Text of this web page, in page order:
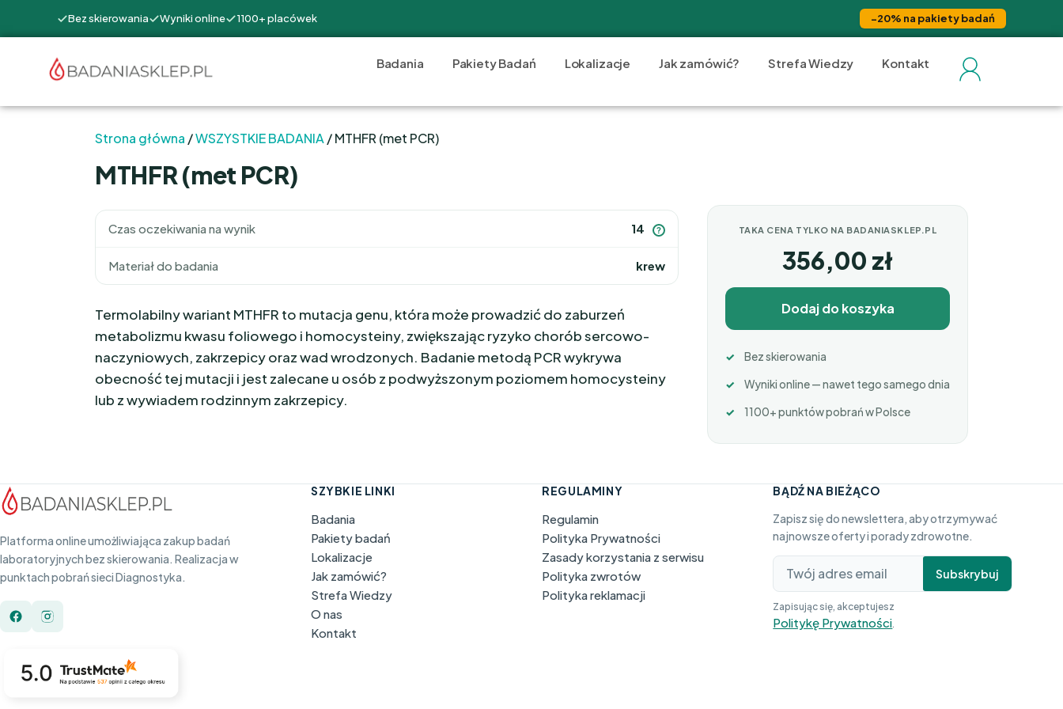
Bez skierowania Wyniki online 1100+ placówek −20% na pakiety badań
Badania Pakiety Badań Lokalizacje Jak zamówić? Strefa Wiedzy Kontakt
Strona główna /WSZYSTKIE BADANIA / MTHFR (met PCR)
MTHFR (met PCR)
Czas oczekiwania na wynik 14 ?
Materiał do badania krew
Termolabilny wariant MTHFR to mutacja genu, która może prowadzić do zaburzeń
metabolizmu kwasu foliowego i homocysteiny, zwiększając ryzyko chorób sercowo-
naczyniowych, zakrzepicy oraz wad wrodzonych. Badanie metodą PCR wykrywa
obecność tej mutacji i jest zalecane u osób z podwyższonym poziomem homocysteiny
lub z wywiadem rodzinnym zakrzepicy.
TAKA CENA TYLKO NA BADANIASKLEP.PL
356,00 zł
Dodaj do koszyka
Bez skierowania
Wyniki online — nawet tego samego dnia
1100+ punktów pobrań w Polsce
Platforma online umożliwiająca zakup badań
laboratoryjnych bez skierowania. Realizacja w
punktach pobrań sieci Diagnostyka.
SZYBKIE LINKI
Badania
Pakiety badań
Lokalizacje
Jak zamówić?
Strefa Wiedzy
O nas
Kontakt
REGULAMINY
Regulamin
Polityka Prywatności
Zasady korzystania z serwisu
Polityka zwrotów
Polityka reklamacji
BĄDŹ NA BIEŻĄCO
Zapisz się do newslettera, aby otrzymywać
najnowsze oferty i porady zdrowotne.
Subskrybuj
Zapisując się, akceptujesz
Politykę Prywatności.